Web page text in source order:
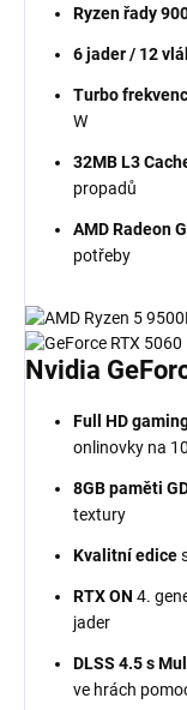
Ryzen řady
6 jader / 12
Turbo
W
32MB L3
propadů
AMD Radeon
potřeby
Nvidia
Full HD
onlinovky na
8GB paměti
textury
Kvalitní edice
RTX ON 4.
jader
DLSS 4.5 s
ve hrách